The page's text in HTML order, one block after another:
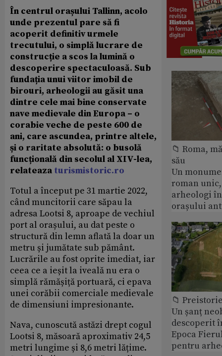
În centrul orașului Tallinn, acolo
unde prezentul pare să fi
acoperit definitiv urmele
trecutului, o simplă lucrare de
construcție a scos la lumină o
descoperire spectaculoasă. Sub
fundația unui viitor imobil de
birouri, arheologii au găsit una
dintre cele mai bine conservate
nave medievale din Europa – o
corabie veche de peste 600 de
ani, care ascundea, printre altele,
și o raritate absolută: o busolă
funcțională din secolul al XIV-lea,
relateaza turismistoric.ro
Totul a început pe 31 martie 2022,
când muncitorii care săpau la
adresa Lootsi 8, aproape de vechiul
port al orașului, au dat peste o
structură din lemn aflată la doar un
metru și jumătate sub pământ.
Lucrările au fost oprite imediat, iar
ceea ce a ieșit la iveală nu era o
simplă rămășiță portuară, ci epava
unei corăbii comerciale medievale
de dimensiuni impresionante.
Nava, cunoscută astăzi drept cogul
Lootsi 8, măsoară aproximativ 24,5
metri lungime și 8,6 metri lățime.
📁 Roma,
său
Un
roman
arheologi
orașului
📁
Un șanț
descoperit
Epoca
pentru